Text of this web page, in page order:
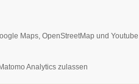
Maps, OpenStreetMap und
Analytics zulassen